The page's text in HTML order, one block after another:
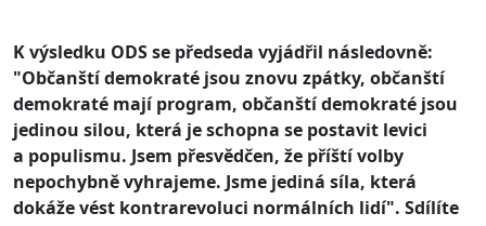
K výsledku ODS se předseda vyjádřil následovně:
"Občanští demokraté jsou znovu zpátky, občanští
demokraté mají program, občanští demokraté jsou
jedinou silou, která je schopna se postavit levici
a populismu. Jsem přesvědčen, že příští volby
nepochybně vyhrajeme. Jsme jediná síla, která
dokáže vést kontrarevoluci normálních lidí". Sdílíte